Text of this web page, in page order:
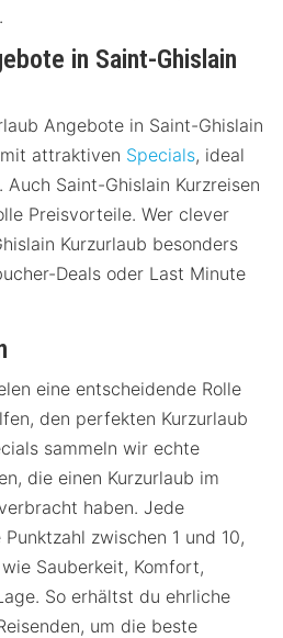
in Saint-Ghislain
Angebote in Saint-Ghislain
attraktiven Specials, ideal
Saint-Ghislain Kurzreisen
Preisvorteile. Wer clever
Kurzurlaub besonders
Deals oder Last Minute
eine entscheidende Rolle
den perfekten Kurzurlaub
sammeln wir echte
die einen Kurzurlaub im
haben. Jede
zwischen 1 und 10,
Sauberkeit, Komfort,
So erhältst du ehrliche
um die beste